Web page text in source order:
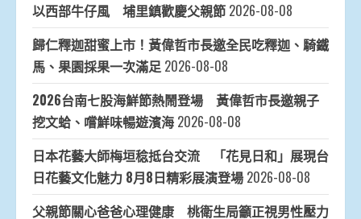
以西部牛仔風 埔里鎮歡慶父親節 2026-08-08
歸仁釋迦甜蜜上市！黃偉哲市長邀全民吃釋迦、騎鐵
馬、果園採果一次滿足 2026-08-08
2026台南七股海鮮節熱鬧登場 黃偉哲市長邀親子
挖文蛤、嚐鮮味暢遊濱海 2026-08-08
日本花藝大師梅垣稔抵台交流 「花見日和」展現台
日花藝文化魅力 8月8日精彩展演登場 2026-08-08
父親節關心爸爸心理健康 桃衛生局籲正視男性壓力